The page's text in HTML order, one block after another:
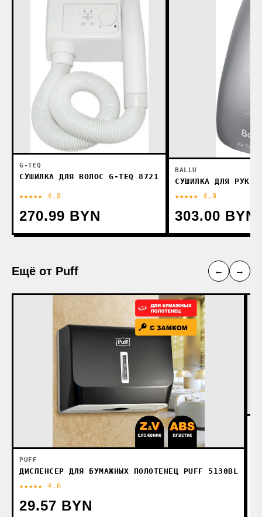
G-TEQ
СУШИЛКА ДЛЯ ВОЛОС G-TEQ 8721
★★★★★ 4.8
270.99 BYN
BALLU
СУШИЛКА ДЛЯ РУК
★★★★★ 4.9
303.00 BYN
Ещё от Puff ← →
PUFF
ДИСПЕНСЕР ДЛЯ БУМАЖНЫХ ПОЛОТЕНЕЦ PUFF 5130BL
★★★★★ 4.6
29.57 BYN